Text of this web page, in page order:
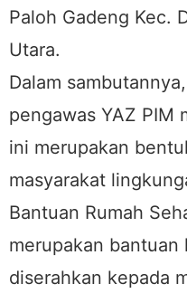
Paloh Gadeng Kec.
Utara.
Dalam
pengawas YAZ PIM
ini merupakan
masyarakat
Bantuan Rumah
merupakan
diserahkan kepada